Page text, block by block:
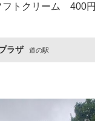
フトクリーム 400円
ラザ 道の駅